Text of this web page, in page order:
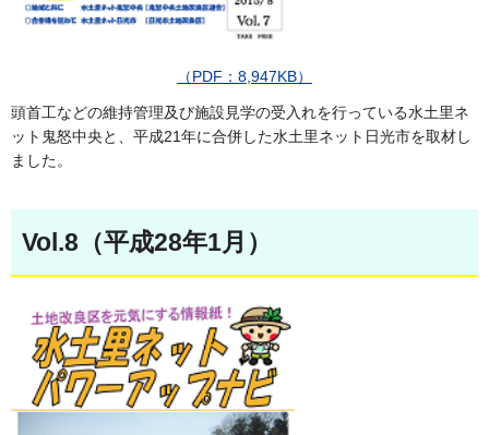
（PDF：8,947KB）
頭首工などの維持管理及び施設見学の受入れを行っている水土里ネ
ット鬼怒中央と、平成21年に合併した水土里ネット日光市を取材し
ました。
Vol.8（平成28年1月）